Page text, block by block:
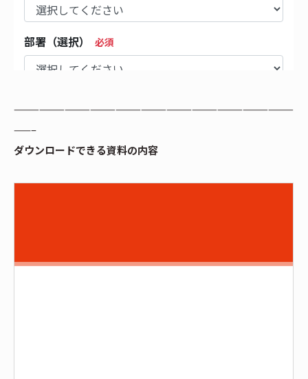
—————————————————————————————————
——–
ダウンロードできる資料の内容